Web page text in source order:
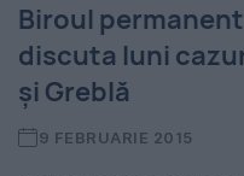
Biroul
discuta luni
şi Greblă
9 FEBRUARIE 2015